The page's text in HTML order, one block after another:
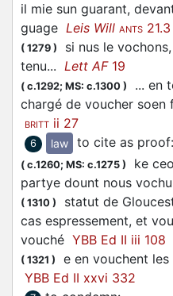
il mie sun guarant,
guage Leis Will ANTS 21.3
( 1279 ) si nus le vochons
tenu... Lett AF19
( c.1292; MS: c.1300 )
... en
chargé de voucher soen
BRITT ii 27
6 law to cite as proof:
( c.1260; MS: c.1275 )
ke
partye dount nous
( 1310 )
statut de
cas espressement, et
vouché YBB Ed II iii 108
( 1321 ) e en vouchent
YBB Ed II xxvi 332